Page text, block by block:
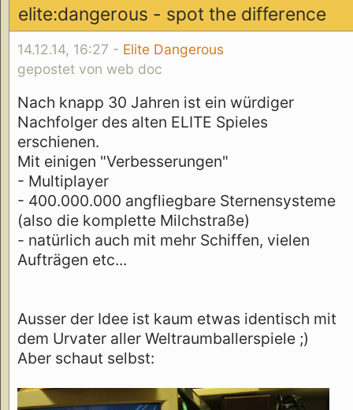
elite:dangerous - spot the difference
14.12.14, 16:27 - Elite Dangerous
gepostet von web doc
Nach knapp 30 Jahren ist ein würdiger
Nachfolger des alten ELITE Spieles
erschienen.
Mit einigen "Verbesserungen"
- Multiplayer
- 400.000.000 angfliegbare Sternensysteme
(also die komplette Milchstraße)
- natürlich auch mit mehr Schiffen, vielen
Aufträgen etc...
Ausser der Idee ist kaum etwas identisch mit
dem Urvater aller Weltraumballerspiele ;)
Aber schaut selbst: